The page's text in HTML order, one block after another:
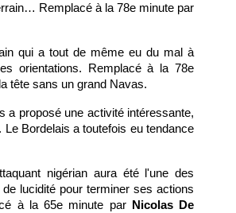
Remplacé à la 78e minute par
qui a tout de même eu du mal à
orientations. Remplacé à la 78e
tête sans un grand Navas.
a proposé une activité intéressante,
Bordelais a toutefois eu tendance
nigérian aura été l'une des
lucidité pour terminer ses actions
à la 65e minute par Nicolas De